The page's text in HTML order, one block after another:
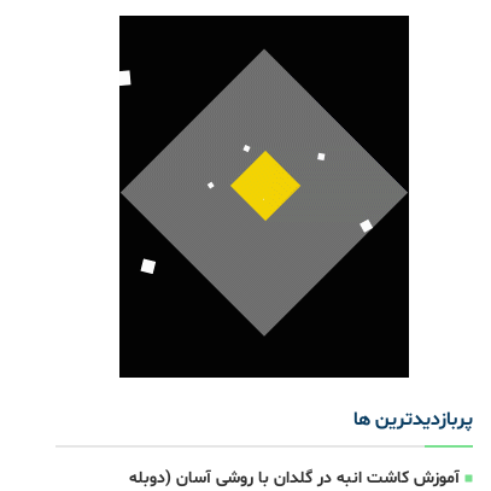
پربازدیدترین ها
آموزش کاشت انبه در گلدان با روشی آسان (دوبله